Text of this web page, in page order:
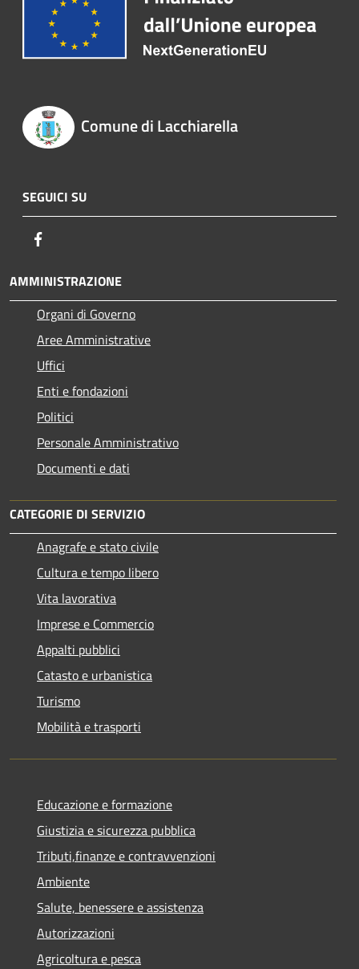
Comune di Lacchiarella
SEGUICI SU
AMMINISTRAZIONE
Organi di Governo
Aree Amministrative
Uffici
Enti e fondazioni
Politici
Personale Amministrativo
Documenti e dati
CATEGORIE DI SERVIZIO
Anagrafe e stato civile
Cultura e tempo libero
Vita lavorativa
Imprese e Commercio
Appalti pubblici
Catasto e urbanistica
Turismo
Mobilità e trasporti
Educazione e formazione
Giustizia e sicurezza pubblica
Tributi,finanze e contravvenzioni
Ambiente
Salute, benessere e assistenza
Autorizzazioni
Agricoltura e pesca